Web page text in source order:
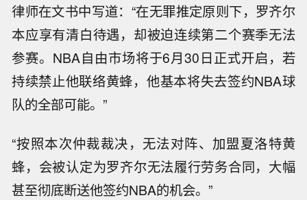
律师在文书中写道：“在无罪推定原则下，罗齐尔
本应享有清白待遇，却被迫连续第二个赛季无法
参赛。NBA自由市场将于6月30日正式开启，若
持续禁止他联络黄蜂，他基本将失去签约NBA球
队的全部可能。”
“按照本次仲裁裁决，无法对阵、加盟夏洛特黄
蜂，会被认定为罗齐尔无法履行劳务合同，大幅
甚至彻底断送他签约NBA的机会。”